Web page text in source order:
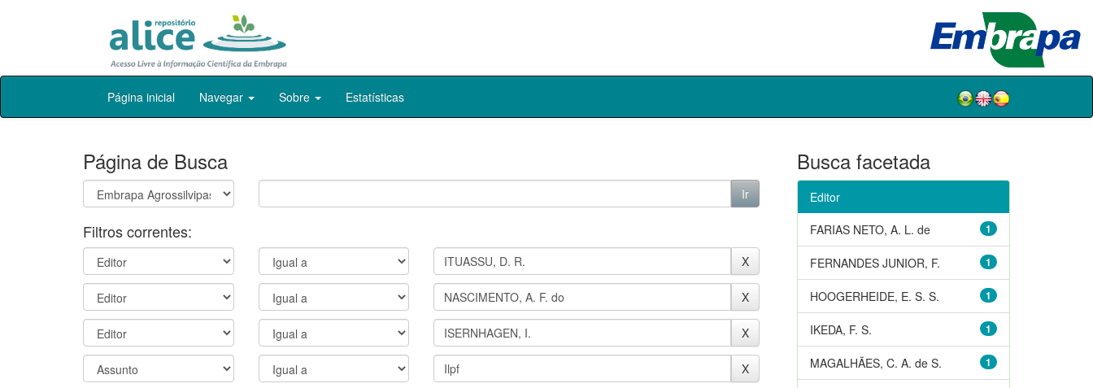
Skip
Página inicial Navegar Sobre Estatísticas
Página de Busca
Filtros correntes:
Busca facetada
Editor
1
FARIAS NETO, A. L. de
1
FERNANDES JUNIOR, F.
1
HOOGERHEIDE, E. S. S.
1
IKEDA, F. S.
1
MAGALHÃES, C. A. de S.